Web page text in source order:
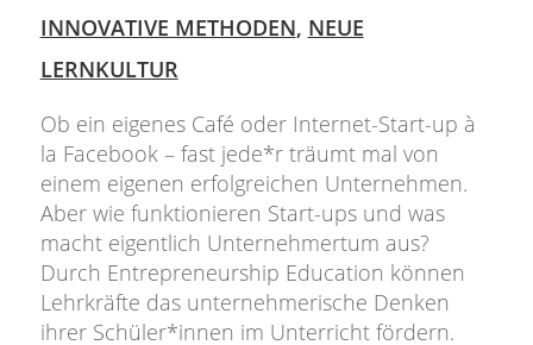
INNOVATIVE METHODEN, NEUE
LERNKULTUR
Ob ein eigenes Café oder Internet-Start-up à
la Facebook – fast jede*r träumt mal von
einem eigenen erfolgreichen Unternehmen.
Aber wie funktionieren Start-ups und was
macht eigentlich Unternehmertum aus?
Durch Entrepreneurship Education können
Lehrkräfte das unternehmerische Denken
ihrer Schüler*innen im Unterricht fördern.